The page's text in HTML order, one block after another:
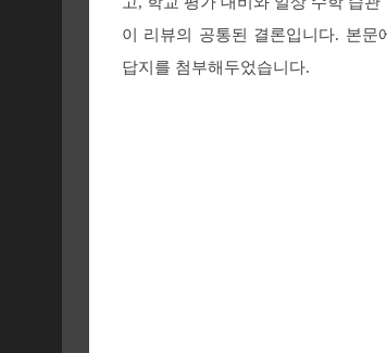
이 리뷰의 공통된 결론입니다. 본문
답지를 첨부해두었습니다.